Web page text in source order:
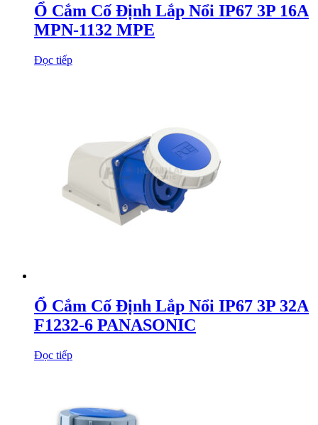
Ổ Cắm Cố Định Lắp Nổi IP67 3P 16A
MPN-1132 MPE
Đọc tiếp
Ổ Cắm Cố Định Lắp Nổi IP67 3P 32A
F1232-6 PANASONIC
Đọc tiếp